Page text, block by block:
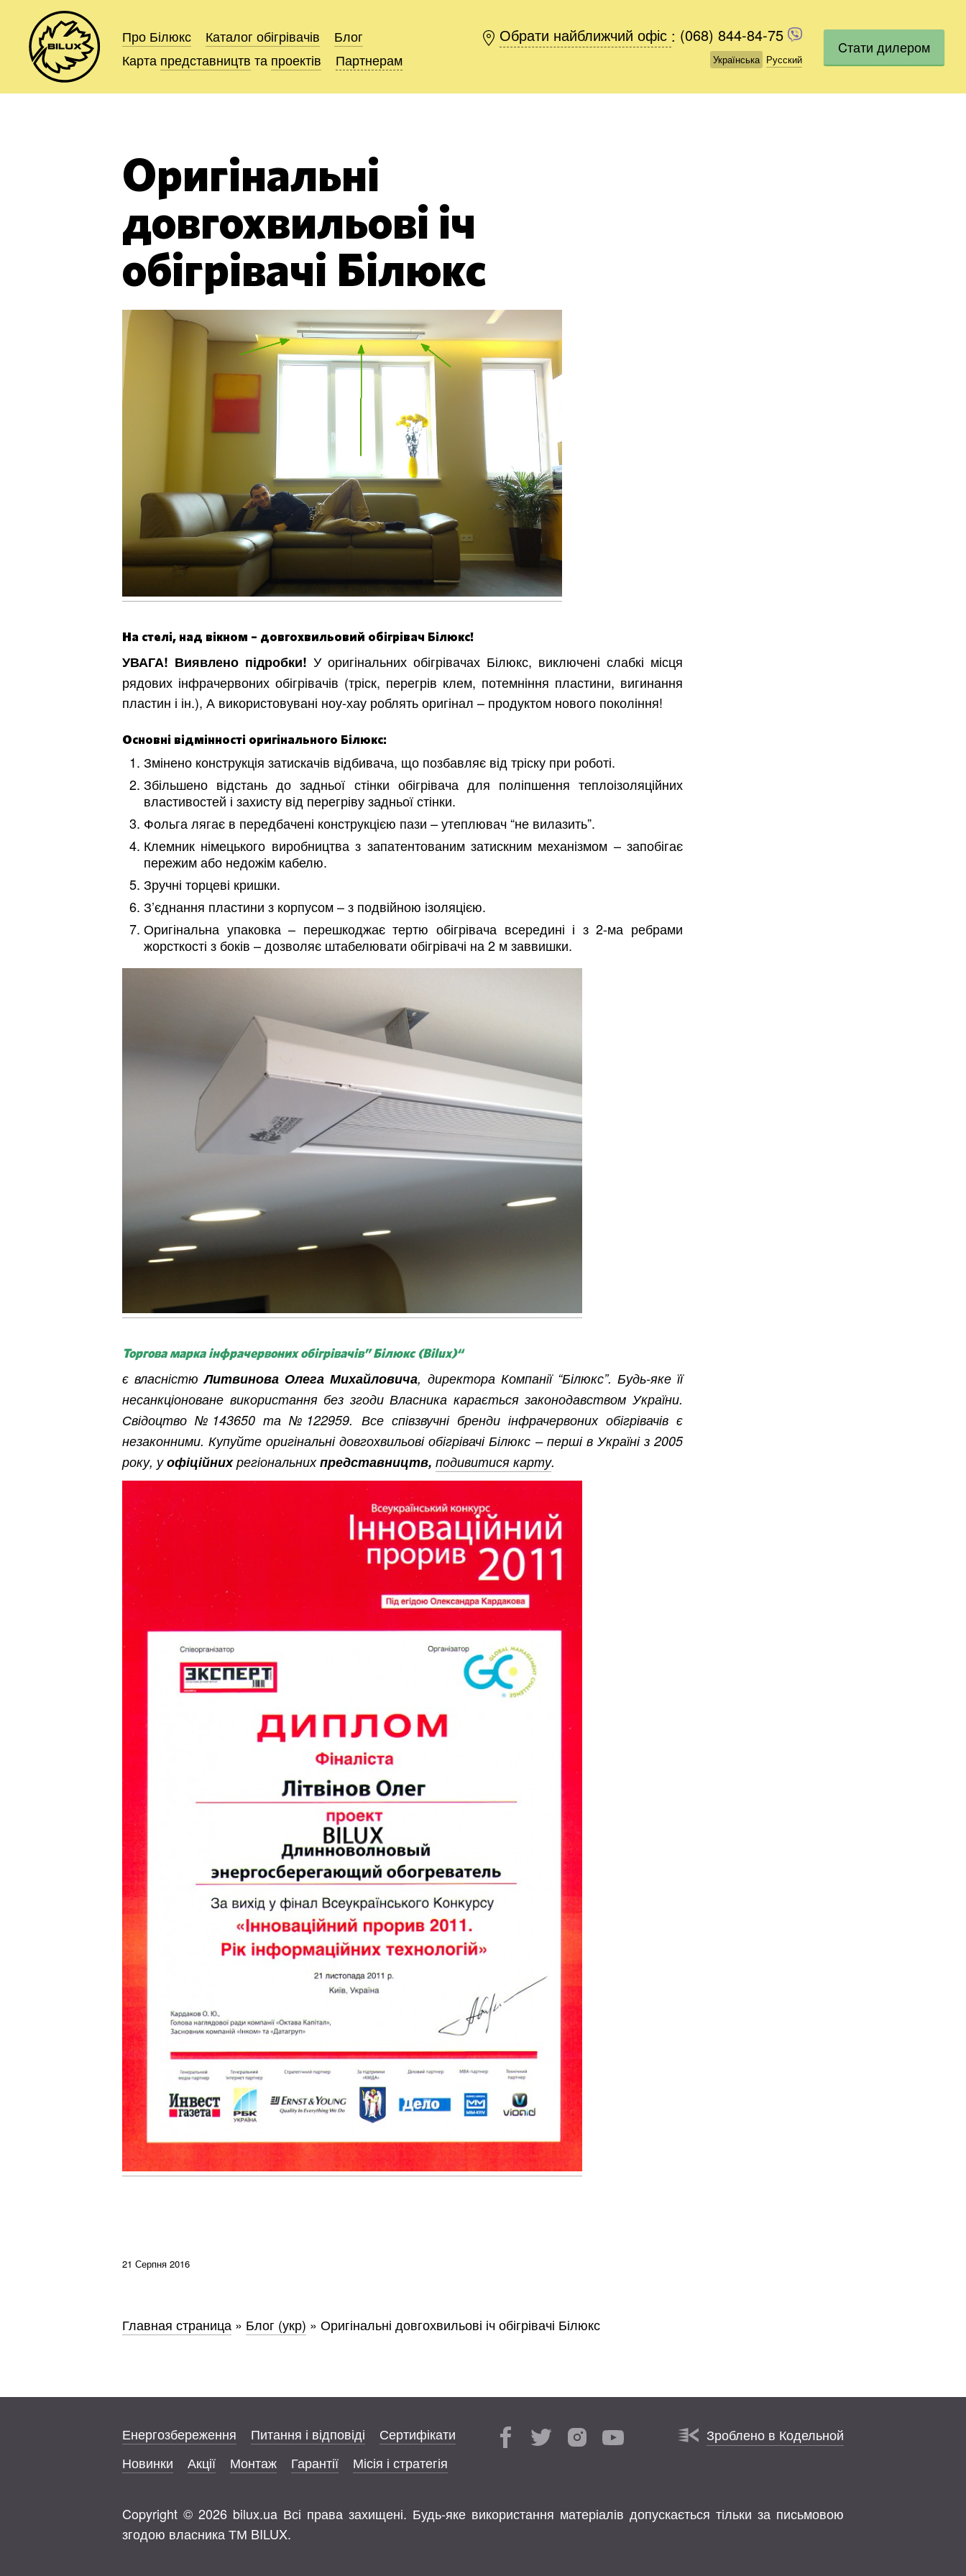
Про Білюкс Каталог обігрівачів
Блог
Карта представництв та проектів Партнерам
Обрати найближчий офіс (068) 844-84-75
Українська Русский
Про Білюкс Каталог обігрівачів
Блог
Карта представництв та проектів Партнерам
Обрати найближчий офіс : (068) 844-84-75
Українська Русский
Cтати дилером
Оригінальні
довгохвильові іч
обігрівачі Білюкс
На стелі, над вікном – довгохвильовий обігрівач Білюкс!
УВАГА! Виявлено підробки! У оригінальних обігрівачах Білюкс, виключені слабкі місця
рядових інфрачервоних обігрівачів (тріск, перегрів клем, потемніння пластини, вигинання
пластин і ін.), А використовувані ноу-хау роблять оригінал – продуктом нового покоління!
Основні відмінності оригінального Білюкс:
Змінено конструкція затискачів відбивача, що позбавляє від тріску при роботі.
Збільшено відстань до задньої стінки обігрівача для поліпшення теплоізоляційних
властивостей і захисту від перегріву задньої стінки.
Фольга лягає в передбачені конструкцією пази – утеплювач “не вилазить”.
Клемник німецького виробництва з запатентованим затискним механізмом – запобігає
пережим або недожім кабелю.
Зручні торцеві кришки.
З’єднання пластини з корпусом – з подвійною ізоляцією.
Оригінальна упаковка – перешкоджає тертю обігрівача всередині і з 2-ма ребрами
жорсткості з боків – дозволяє штабелювати обігрівачі на 2 м заввишки.
Торгова марка інфрачервоних обігрівачів”Білюкс (Bilux)“
є власністюЛитвинова Олега Михайловича, директора Компанії “Білюкс”. Будь-яке її
несанкціоноване використання без згоди Власника карається законодавством України.
Свідоцтво №143650 та №122959. Все співзвучні бренди інфрачервоних обігрівачів є
незаконними. Купуйте оригінальні довгохвильові обігрівачі Білюкс – перші в Україні з 2005
року, уофіційнихрегіональнихпредставництв, подивитися карту.
21 Серпня 2016
Главная страница » Блог (укр) » Оригінальні довгохвильові іч обігрівачі Білюкс
Енергозбереження Питання і відповіді
Сертифікати
Новинки
Акції Монтаж Гарантії Місія і стратегія
Зроблено в Кодельной
Copyright © 2026 bilux.ua Всі права захищені. Будь-яке використання матеріалів допускається тільки за письмовою
згодою власника ТМ BILUX.
Київ Одесса
Івано-Франківськ
Хмельницький
Область